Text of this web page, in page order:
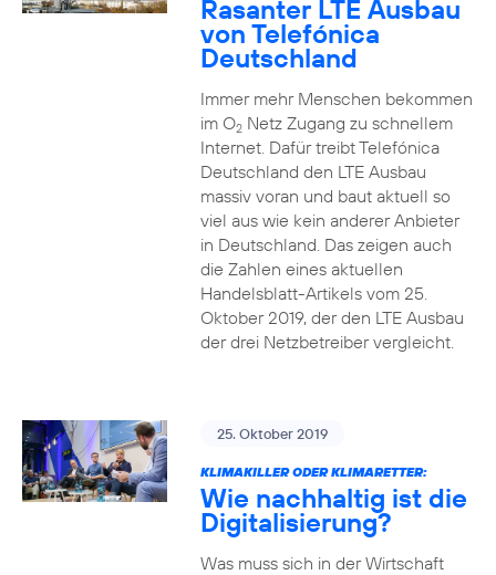
Rasanter LTE Ausbau
von Telefónica
Deutschland
Immer mehr Menschen bekommen
im O2Netz Zugang zu schnellem
Internet. Dafür treibt Telefónica
Deutschland den LTE Ausbau
massiv voran und baut aktuell so
viel aus wie kein anderer Anbieter
in Deutschland. Das zeigen auch
die Zahlen eines aktuellen
Handelsblatt-Artikels vom 25.
Oktober 2019, der den LTE Ausbau
der drei Netzbetreiber vergleicht.
25. Oktober 2019
KLIMAKILLER ODER KLIMARETTER:
Wie nachhaltig ist die
Digitalisierung?
Was muss sich in der Wirtschaft